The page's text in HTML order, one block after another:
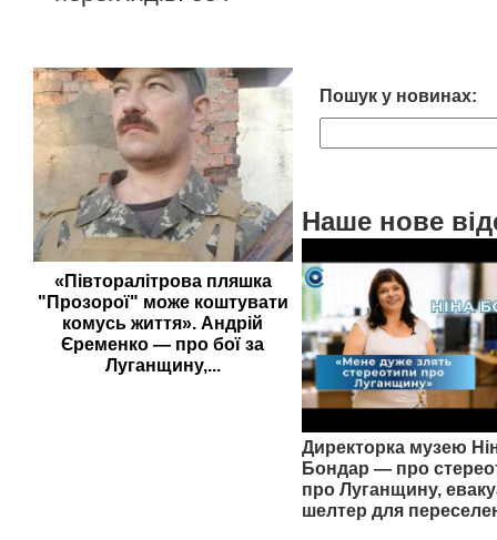
«Півторалітрова пляшка
"Прозорої" може коштувати
комусь життя». Андрій
Єременко — про бої за
Луганщину,...
Пошук у новинах:
Наше нове
Директорка музею
Бондар — про
про Луганщину,
шелтер для